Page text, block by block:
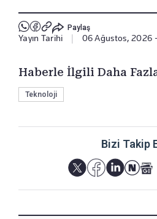
Paylaş
Yayın Tarihi 06 Ağustos, 2026
Haberle İlgili Daha
Teknoloji
Bizi Takip